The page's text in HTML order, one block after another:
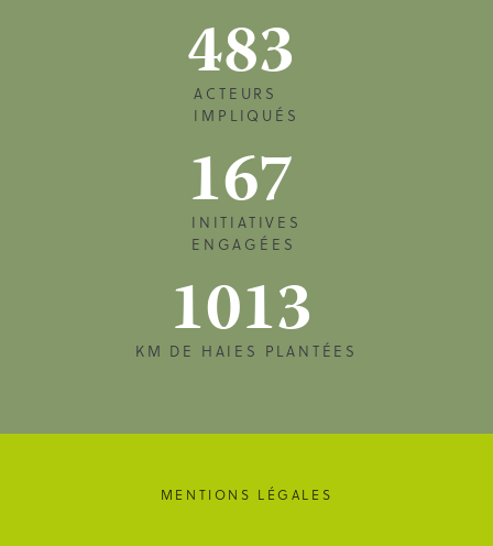
483
ACTEURS
IMPLIQUÉS
167
INITIATIVES
ENGAGÉES
1013
KM DE HAIES PLANTÉES
MENTIONS LÉGALES